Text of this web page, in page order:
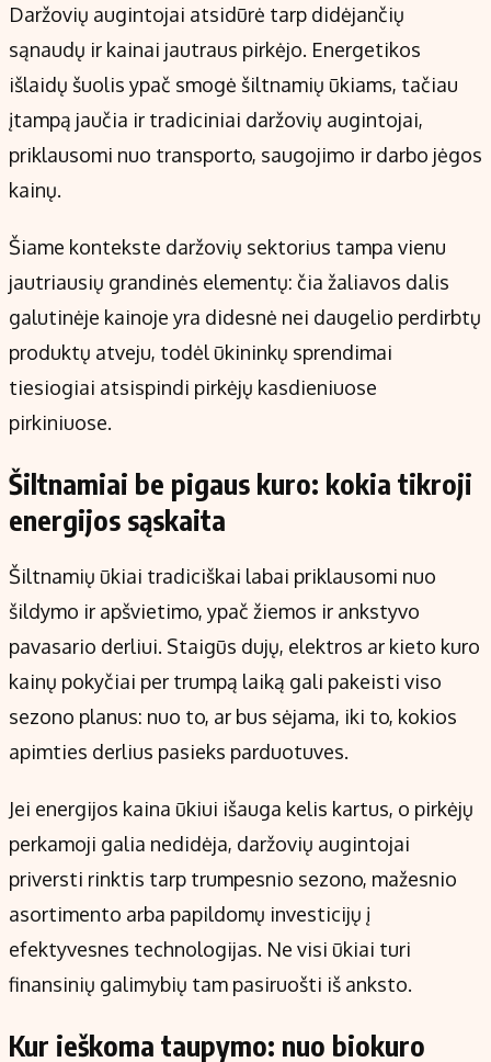
Regionų naujienos
Indėlių palūkanos
Daržovių augintojai atsidūrė tarp didėjančių
sąnaudų ir kainai jautraus pirkėjo. Energetikos
išlaidų šuolis ypač smogė šiltnamių ūkiams, tačiau
įtampą jaučia ir tradiciniai daržovių augintojai,
priklausomi nuo transporto, saugojimo ir darbo jėgos
kainų.
Šiame kontekste daržovių sektorius tampa vienu
jautriausių grandinės elementų: čia žaliavos dalis
galutinėje kainoje yra didesnė nei daugelio perdirbtų
produktų atveju, todėl ūkininkų sprendimai
tiesiogiai atsispindi pirkėjų kasdieniuose
pirkiniuose.
Šiltnamiai be pigaus kuro: kokia tikroji
energijos sąskaita
Šiltnamių ūkiai tradiciškai labai priklausomi nuo
šildymo ir apšvietimo, ypač žiemos ir ankstyvo
pavasario derliui. Staigūs dujų, elektros ar kieto kuro
kainų pokyčiai per trumpą laiką gali pakeisti viso
sezono planus: nuo to, ar bus sėjama, iki to, kokios
apimties derlius pasieks parduotuves.
Jei energijos kaina ūkiui išauga kelis kartus, o pirkėjų
perkamoji galia nedidėja, daržovių augintojai
priversti rinktis tarp trumpesnio sezono, mažesnio
asortimento arba papildomų investicijų į
efektyvesnes technologijas. Ne visi ūkiai turi
finansinių galimybių tam pasiruošti iš anksto.
Kur ieškoma taupymo: nuo biokuro